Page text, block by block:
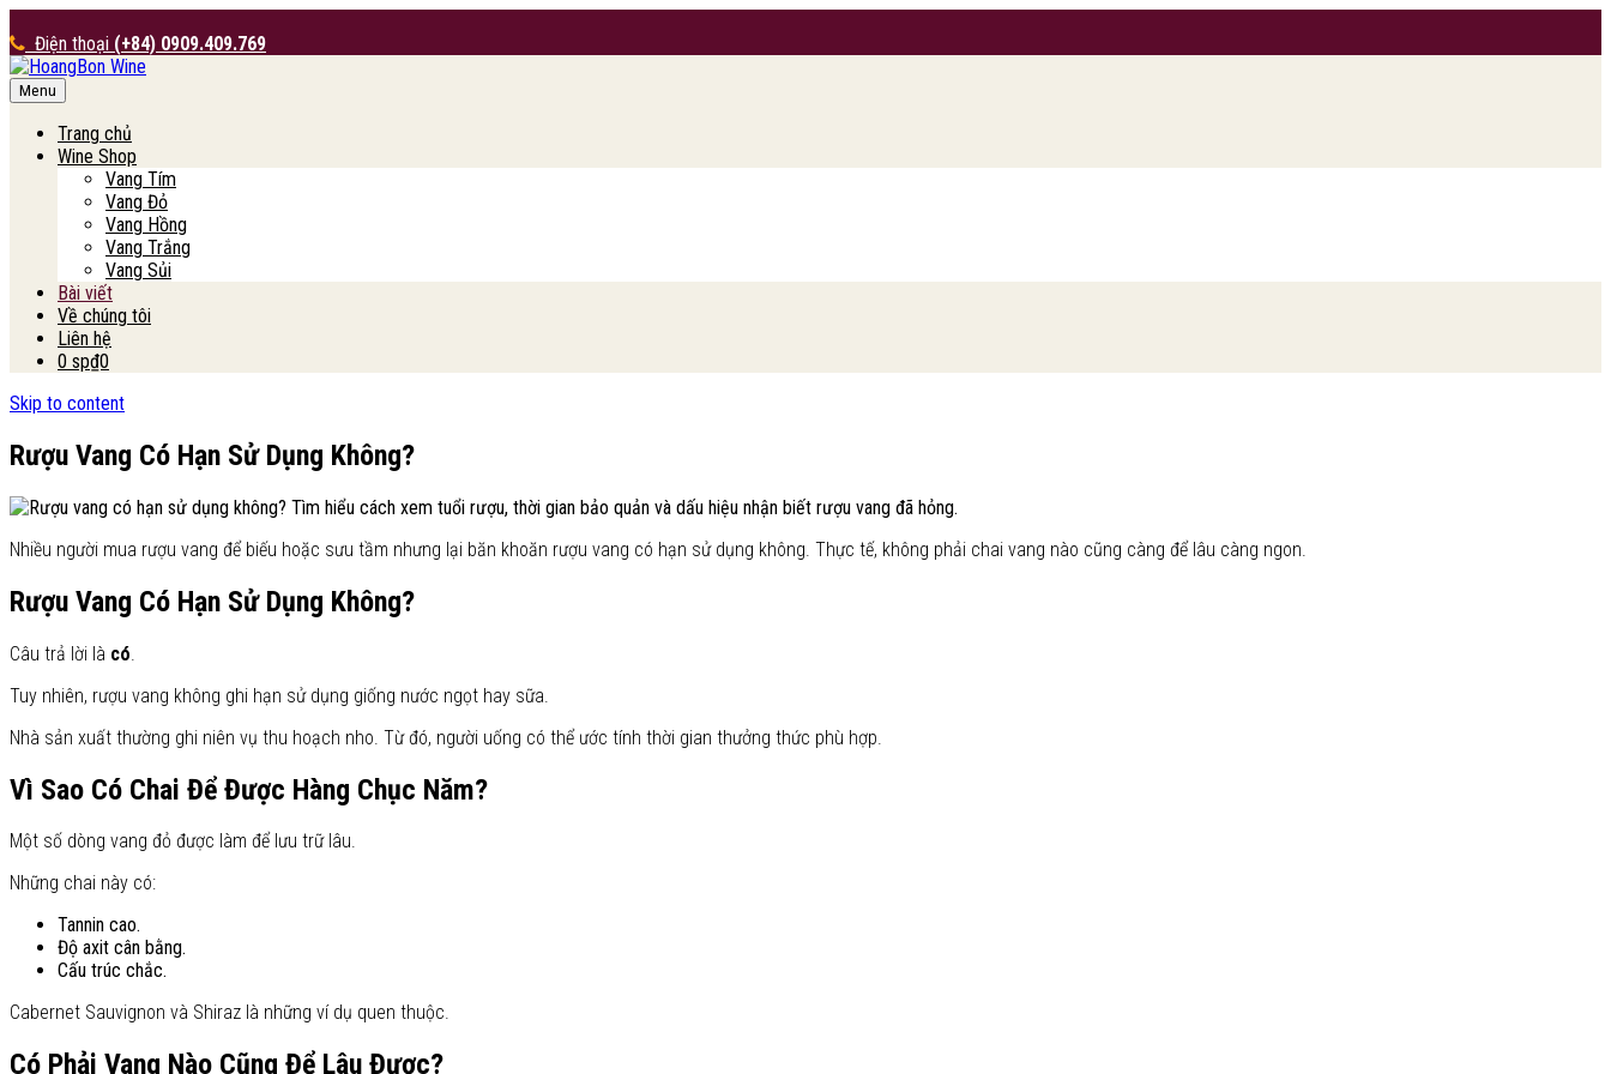
Điện thoại (+84) 0909.409.769
HoangBon Wine
Menu
Trang chủ
Wine Shop
Vang Tím
Vang Đỏ
Vang Hồng
Vang Trắng
Vang Sủi
Bài viết
Về chúng tôi
Liên hệ
0 sp₫0
Skip to content
Rượu Vang Có Hạn Sử Dụng Không?
Nhiều người mua rượu vang để biếu hoặc sưu tầm nhưng lại băn khoăn rượu vang có hạn sử dụng không. Thực tế, không phải chai vang nào cũng càng để lâu càng ngon.
Rượu Vang Có Hạn Sử Dụng Không?
Câu trả lời là có
Tuy nhiên, rượu vang không ghi hạn sử dụng giống nước ngọt hay sữa.
Nhà sản xuất thường ghi niên vụ thu hoạch nho. Từ đó, người uống có thể ước tính thời gian thưởng thức phù hợp.
Vì Sao Có Chai Để Được Hàng Chục Năm?
Một số dòng vang đỏ được làm để lưu trữ lâu.
Những chai này có:
Tannin cao.
Độ axit cân bằng.
Cấu trúc chắc.
Cabernet Sauvignon và Shiraz là những ví dụ quen thuộc.
Có Phải Vang Nào Cũng Để Lâu Được?